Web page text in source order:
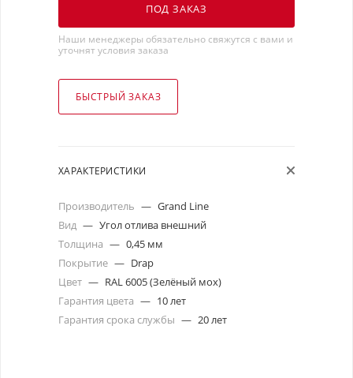
ПОД ЗАКАЗ
Наши менеджеры обязательно свяжутся с вами и
уточнят условия заказа
БЫСТРЫЙ ЗАКАЗ
ХАРАКТЕРИСТИКИ
Производитель — Grand Line
Вид — Угол отлива внешний
Толщина — 0,45 мм
Покрытие — Drap
Цвет — RAL 6005 (Зелёный мох)
Гарантия цвета — 10 лет
Гарантия срока службы — 20 лет